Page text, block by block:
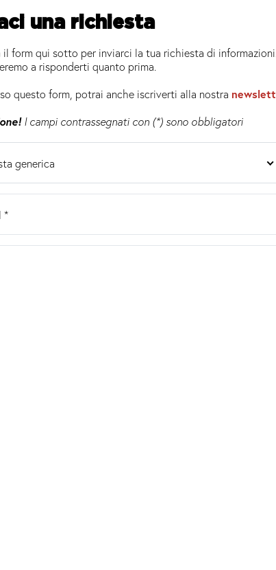
una richiesta
il form qui sotto per inviarci la tua richiesta di informazioni.
a risponderti quanto prima.
questo form, potrai anche iscriverti alla nostra
I campi contrassegnati con (*) sono obbligatori
generica
*